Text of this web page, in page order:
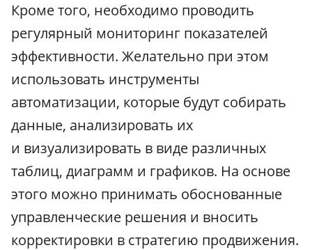
Кроме того, необходимо проводить
регулярный мониторинг показателей
эффективности. Желательно при этом
использовать инструменты
автоматизации, которые будут собирать
данные, анализировать их
и визуализировать в виде различных
таблиц, диаграмм и графиков. На основе
этого можно принимать обоснованные
управленческие решения и вносить
корректировки в стратегию продвижения.